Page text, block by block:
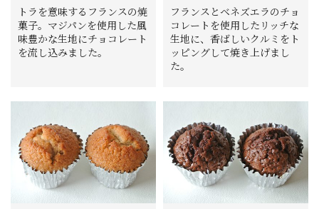
トラを意味するフランスの焼
菓子。マジパンを使用した風
味豊かな生地にチョコレート
を流し込みました。
フランスとベネズエラのチョ
コレートを使用したリッチな
生地に、香ばしいクルミをト
ッピングして焼き上げまし
た。